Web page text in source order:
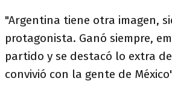
"Argentina tiene otra imagen,
protagonista. Ganó siempre,
partido y se destacó lo extra
convivió con la gente de